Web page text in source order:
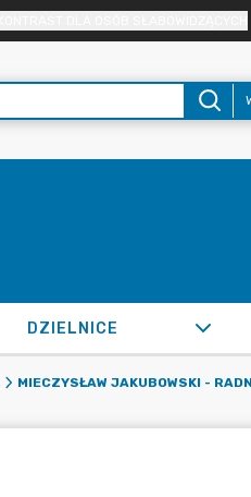
DZIELNICE
MIECZYSŁAW JAKUBOWSKI -